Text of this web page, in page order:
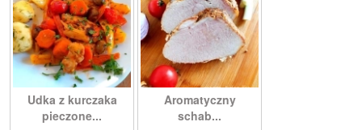
Udka z kurczaka
pieczone...
Aromatyczny
schab...